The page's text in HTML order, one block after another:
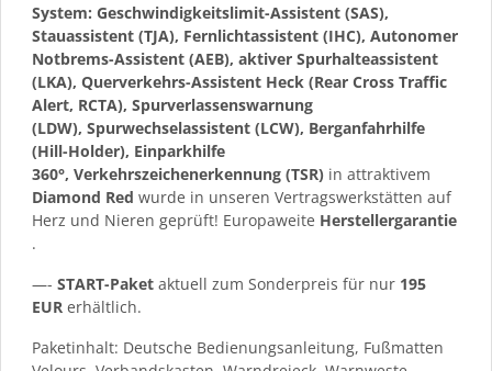
System: Geschwindigkeitslimit-Assistent (SAS),
Stauassistent (TJA), Fernlichtassistent (IHC), Autonomer
Notbrems-Assistent (AEB), aktiver Spurhalteassistent
(LKA), Querverkehrs-Assistent Heck (Rear Cross Traffic
Alert, RCTA), Spurverlassenswarnung
(LDW), Spurwechselassistent (LCW), Berganfahrhilfe
(Hill-Holder), Einparkhilfe
360°, Verkehrszeichenerkennung (TSR) in attraktivem
Diamond Red wurde in unseren Vertragswerkstätten auf
Herz und Nieren geprüft! Europaweite Herstellergarantie
.
—- START-Paket aktuell zum Sonderpreis für nur 195
EUR erhältlich.
Paketinhalt: Deutsche Bedienungsanleitung, Fußmatten